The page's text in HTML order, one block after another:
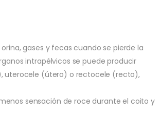
gases y fecas cuando se pierde la
intrapélvicos se puede producir
uterocele (útero) o rectocele (recto),
sensación de roce durante el coito y